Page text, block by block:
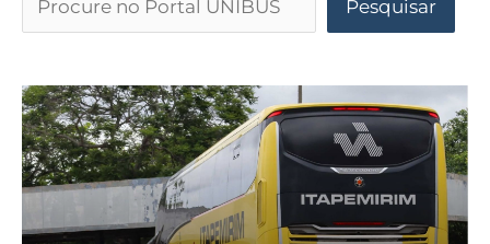
Pesquisar